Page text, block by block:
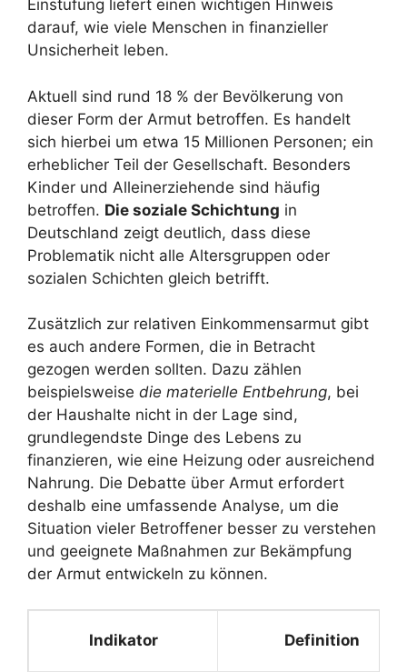
Einstufung liefert einen wichtigen Hinweis
darauf, wie viele Menschen in finanzieller
Unsicherheit leben.
Aktuell sind rund 18 % der Bevölkerung von
dieser Form der Armut betroffen. Es handelt
sich hierbei um etwa 15 Millionen Personen; ein
erheblicher Teil der Gesellschaft. Besonders
Kinder und Alleinerziehende sind häufig
betroffen. Die soziale Schichtung in
Deutschland zeigt deutlich, dass diese
Problematik nicht alle Altersgruppen oder
sozialen Schichten gleich betrifft.
Zusätzlich zur relativen Einkommensarmut gibt
es auch andere Formen, die in Betracht
gezogen werden sollten. Dazu zählen
beispielsweise die materielle Entbehrung, bei
der Haushalte nicht in der Lage sind,
grundlegendste Dinge des Lebens zu
finanzieren, wie eine Heizung oder ausreichend
Nahrung. Die Debatte über Armut erfordert
deshalb eine umfassende Analyse, um die
Situation vieler Betroffener besser zu verstehen
und geeignete Maßnahmen zur Bekämpfung
der Armut entwickeln zu können.
Indikator Definition